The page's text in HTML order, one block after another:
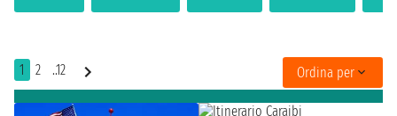
1 2 ..12 Ordina per